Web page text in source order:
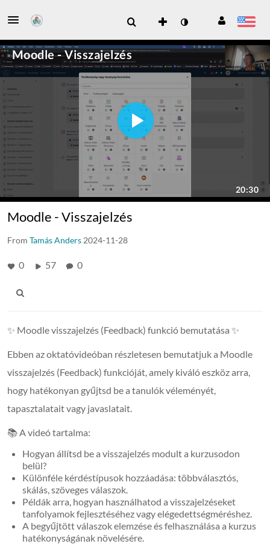
Moodle - Visszajelzés
From Tamás Anders 2024-11-28
0 57 0
✨ Moodle visszajelzés (Feedback) funkció bemutatása ✨
Ebben az oktatóvideóban részletesen bemutatjuk a Moodle
visszajelzés (Feedback) funkcióját, amely kiváló eszköz arra,
hogy hatékonyan gyűjtsd be a tanulók véleményét,
tapasztalatait vagy javaslatait.
📚 A videó tartalma:
Hogyan állítsd be a visszajelzés modult a kurzusodon
belül?
Különféle kérdéstípusok hozzáadása: többválasztós,
skálás, szöveges válaszok.
Példák arra, hogyan használhatod a visszajelzéseket
tanfolyamok fejlesztéséhez vagy elégedettségméréshez.
A begyűjtött válaszok elemzése és felhasználása a kurzus
hatékonyságának növelésére.